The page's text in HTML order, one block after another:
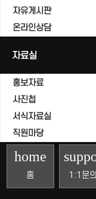
자유게시판
온라인상담
자료실
홍보자료
사진첩
서식자료실
직원마당
home
홈 1:1문의
Total 0건 1 페이지
번호
제목
글쓴이
조회
날짜